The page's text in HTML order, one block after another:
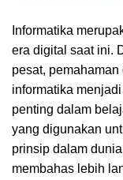
Informatika
era digital saat ini.
pesat,
informatika
penting dalam
yang digunakan
prinsip dalam
membahas lebih